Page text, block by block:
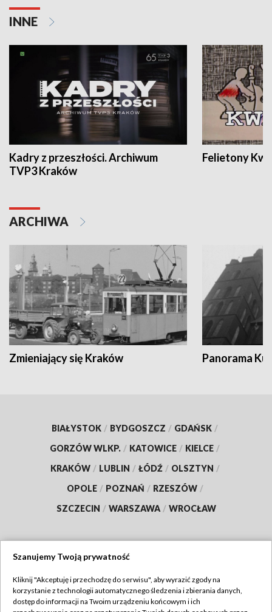
INNE
Kadry z przeszłości. Archiwum
TVP3 Kraków
Felietony
ARCHIWA
Zmieniający się Kraków Panorama
BIAŁYSTOK / BYDGOSZCZ / GDAŃSK /
GORZÓW WLKP. / KATOWICE / KIELCE /
KRAKÓW / LUBLIN / ŁÓDŹ / OLSZTYN /
OPOLE / POZNAŃ / RZESZÓW /
SZCZECIN / WARSZAWA / WROCŁAW
TVP
Szanujemy Twoją prywatność
Kliknij "Akceptuję i przechodzę do serwisu", aby wyrazić zgody na
korzystanie z technologii automatycznego śledzenia i zbierania danych,
dostęp do informacji na Twoim urządzeniu końcowym i ich